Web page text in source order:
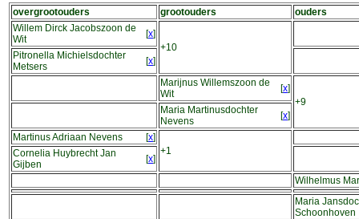
overgrootouders grootouders
ouders
Willem Dirck Jacobszoon de
Wit
[x]
+10
Pitronella Michielsdochter
Metsers
[x]
Marijnus Willemszoon de
Wit
[x]
+9
Maria Martinusdochter
Nevens
[x]
Martinus Adriaan Nevens
[x]
+1
Cornelia Huybrecht Jan
Gijben
[x]
Wilhelmus
Maria
Schoonhoven